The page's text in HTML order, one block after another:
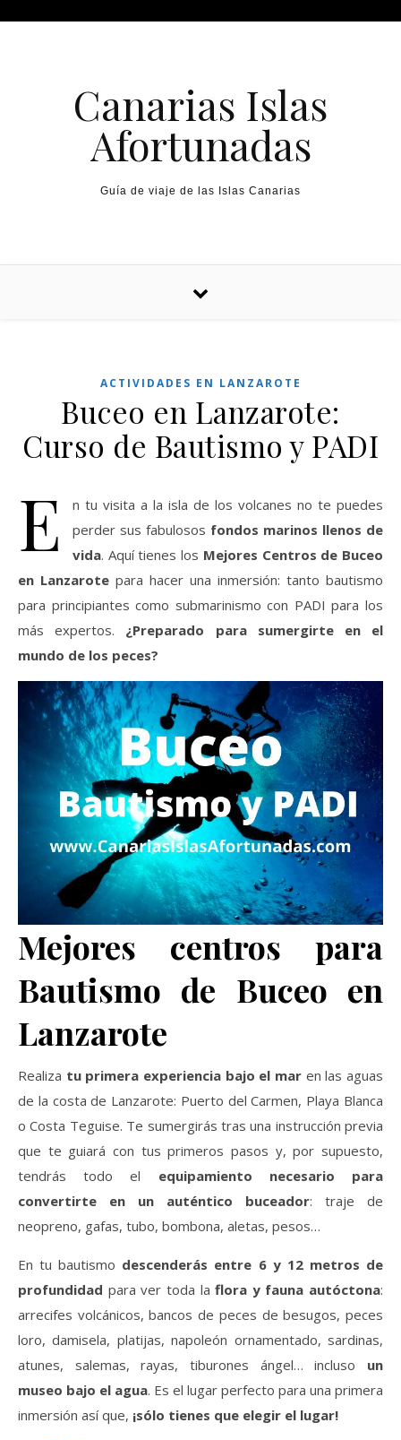
Canarias Islas
Afortunadas
Guía de viaje de las Islas Canarias
ACTIVIDADES EN LANZAROTE
Buceo en Lanzarote:
Curso de Bautismo y PADI
E
n tu visita a la isla de los volcanes no te puedes
perder sus fabulosos fondos marinos llenos de
vida. Aquí tienes los Mejores Centros de Buceo
en Lanzarote para hacer una inmersión: tanto bautismo
para principiantes como submarinismo con PADI para los
más expertos. ¿Preparado para sumergirte en el
mundo de los peces?
Mejores centros para
Bautismo de Buceo en
Lanzarote
Realiza tu primera experiencia bajo el mar en las aguas
de la costa de Lanzarote: Puerto del Carmen, Playa Blanca
o Costa Teguise. Te sumergirás tras una instrucción previa
que te guiará con tus primeros pasos y, por supuesto,
tendrás todo el equipamiento necesario para
convertirte en un auténtico buceador: traje de
neopreno, gafas, tubo, bombona, aletas, pesos…
En tu bautismo descenderás entre 6 y 12 metros de
profundidad para ver toda laflora y fauna autóctona:
arrecifes volcánicos, bancos de peces de besugos, peces
loro, damisela, platijas, napoleón ornamentado, sardinas,
atunes, salemas, rayas, tiburones ángel… incluso un
museo bajo el agua. Es el lugar perfecto para una primera
inmersión así que, ¡sólo tienes que elegir el lugar!